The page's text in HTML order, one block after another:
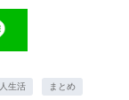
生活 まとめ